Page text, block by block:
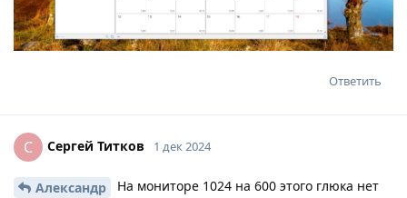
Ответить
С Сергей Титков 1 дек 2024
Александр
На мониторе 1024 на 600 этого глюка нет